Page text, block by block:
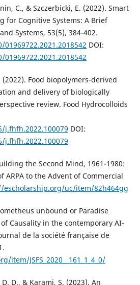
C., & Szczerbicki, E. (2022). Smart
for Cognitive Systems: A Brief
Systems, 53(5), 384-402.
DOI:
(2022). Food biopolymers-derived
and delivery of biologically
review. Food Hydrocolloids
DOI:
the Second Mind, 1961-1980:
ARPA to the Advent of Commercial
escholarship.org/uc/item/82h464gg
unbound or Paradise
Causality in the contemporary AI-
de la société française de
JSFS_2020__161_1_4_0/
D., & Karami, S. (2023). An